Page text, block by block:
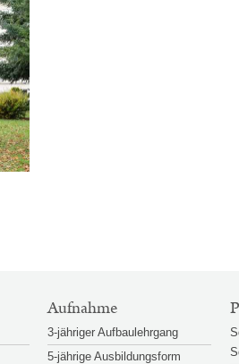
Aufnahme
3-jähriger Aufbaulehrgang
5-jährige Ausbildungsform